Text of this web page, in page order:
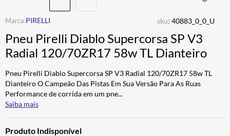
PIRELLI sku: 40883_0_0_U
Pneu Pirelli Diablo Supercorsa SP V3
Radial 120/70ZR17 58w TL Dianteiro
Pneu Pirelli Diablo Supercorsa SP V3 Radial 120/70ZR17 58w TL
Dianteiro O Campeão Das Pistas Em Sua Versão Para As Ruas
Performance de corrida em um pne...
Saiba mais
Produto Indisponível
JAQUETA
5º LUVA
7º ALPINESTAR
8º AIROH
9º CALÇA